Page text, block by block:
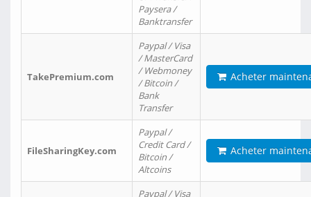
Paysera /
Banktransfer
TakePremium.com
Paypal / Visa
/ MasterCard
/ Webmoney
/ Bitcoin /
Bank
Transfer
Acheter
FileSharingKey.com
Paypal /
Credit Card /
Bitcoin /
Altcoins
Acheter
Paypal / Visa